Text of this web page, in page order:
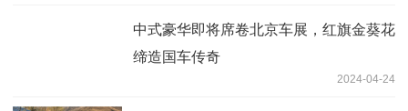
中式豪华即将席卷北京车展，红旗金葵花
缔造国车传奇
2024-04-24